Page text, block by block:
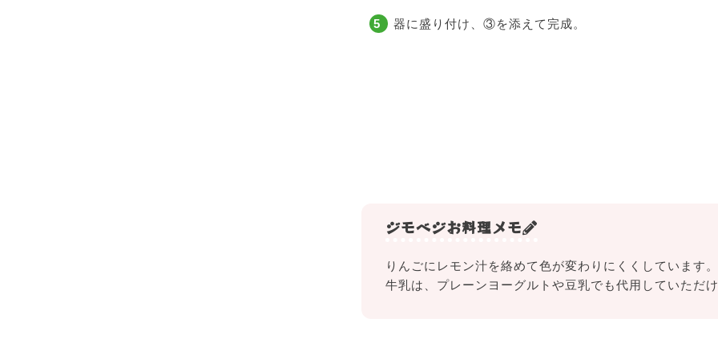
器に盛り付け、③を添えて完成。
ジモベジお料理メモ
りんごにレモン汁を絡めて色が変わりにくくしています
牛乳は、プレーンヨーグルトや豆乳でも代用していただ